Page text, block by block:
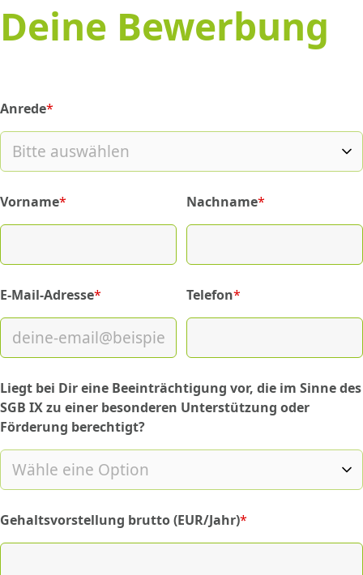
Deine Bewerbung
Anrede*
(required)
Vorname*
(required) Nachname*
(required)
E-Mail-Adresse*
(required) Telefon*
(required)
Liegt bei Dir eine Beeinträchtigung vor, die im Sinne des
SGB IX zu einer besonderen Unterstützung oder
Förderung berechtigt?
Gehaltsvorstellung brutto (EUR/Jahr)*
(required)